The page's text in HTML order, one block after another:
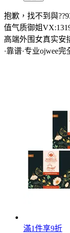
抱歉， 找不到與
值气质御姐
高端外围女真实安
·靠谱·专业ojwee完
滿1件享9折